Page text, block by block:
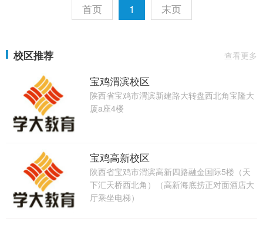
首页 1 末页
校区推荐 查看更多
宝鸡渭滨校区
陕西省宝鸡市渭滨新建路大转盘西北角宝隆大
厦a座4楼
宝鸡高新校区
陕西省宝鸡市渭滨高新四路融金国际5楼（天
下汇天桥西北角）（高新海底捞正对面酒店大
厅乘坐电梯）